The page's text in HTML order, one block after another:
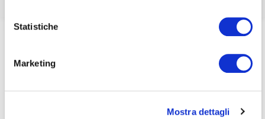
Statistiche
Marketing
Mostra dettagli
fare cliccando qui.
Home/
Se non si è ancora associato a Nedcommunity, lo può